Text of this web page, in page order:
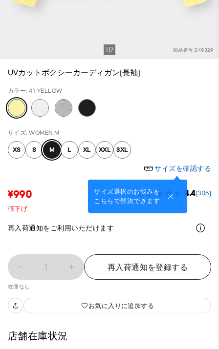
商品番号:349329
1 7
UVカットボクシーカーディガン(長袖)
カラー: 41 YELLOW
サイズ: WOMEN M
XS S M L XL XXL 3XL
サイズを確認する
サイズ選択のお悩みを
こちらで解決できます
¥990 4.4(305)
値下げ
再入荷通知をご利用いただけます
1 再入荷通知を登録する
在庫なし
お気に入りに追加する
店舗在庫状況